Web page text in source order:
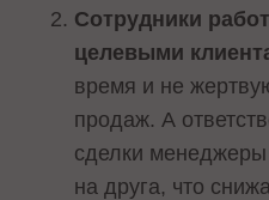
Сотрудники
целевыми
время и не
продаж. А
сделки
на друга, что